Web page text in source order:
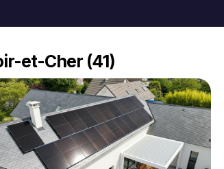
et-Cher (41)